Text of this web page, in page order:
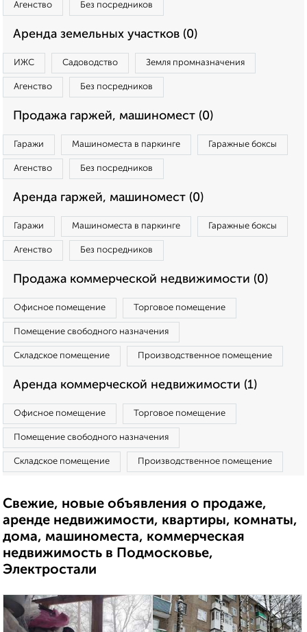
Агенство Без посредников
Аренда земельных участков (0)
ИЖС Садоводство Земля промназначения
Агенство Без посредников
Продажа гаржей, машиномест (0)
Гаражи Машиноместа в паркинге Гаражные боксы
Агенство Без посредников
Аренда гаржей, машиномест (0)
Гаражи Машиноместа в паркинге Гаражные боксы
Агенство Без посредников
Продажа коммерческой недвижимости (0)
Офисное помещение Торговое помещение
Помещение свободного назначения
Складское помещение Производственное помещение
Аренда коммерческой недвижимости (1)
Офисное помещение Торговое помещение
Помещение свободного назначения
Складское помещение Производственное помещение
Свежие, новые объявления о продаже,
аренде недвижимости, квартиры, комнаты,
дома, машиноместа, коммерческая
недвижимость в Подмосковье,
Электростали